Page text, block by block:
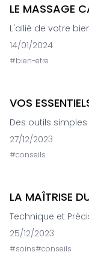
LE MASSAGE
L'allié de votre
14/01/2024
#bien-etre
VOS
Des outils
27/12/2023
#conseils
LA MAÎTRISE
Technique et
25/12/2023
#soins#conseils